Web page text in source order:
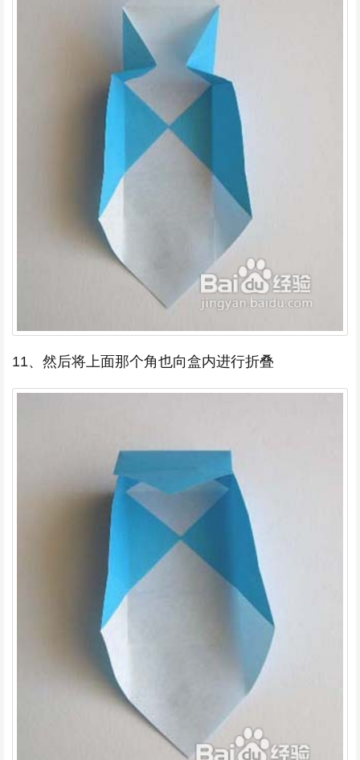
11、然后将上面那个角也向盒内进行折叠